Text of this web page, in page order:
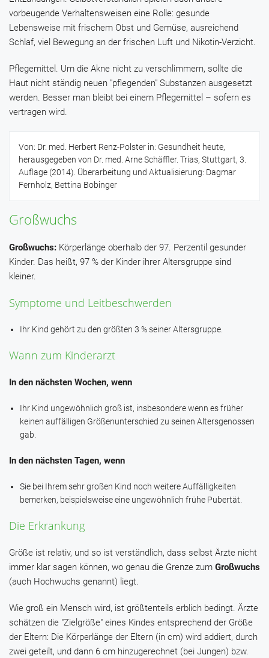
vorbeugende Verhaltensweisen eine Rolle: gesunde
Lebensweise mit frischem Obst und Gemüse, ausreichend
Schlaf, viel Bewegung an der frischen Luft und Nikotin-Verzicht.
Pflegemittel. Um die Akne nicht zu verschlimmern, sollte die
Haut nicht ständig neuen "pflegenden" Substanzen ausgesetzt
werden. Besser man bleibt bei einem Pflegemittel – sofern es
vertragen wird.
Von: Dr. med. Herbert Renz-Polster in: Gesundheit heute,
herausgegeben von Dr. med. Arne Schäffler. Trias, Stuttgart, 3.
Auflage (2014). Überarbeitung und Aktualisierung: Dagmar
Fernholz, Bettina Bobinger
Großwuchs
Großwuchs: Körperlänge oberhalb der 97. Perzentil gesunder
Kinder. Das heißt, 97 % der Kinder ihrer Altersgruppe sind
kleiner.
Symptome und Leitbeschwerden
Ihr Kind gehört zu den größten 3 % seiner Altersgruppe.
Wann zum Kinderarzt
In den nächsten Wochen, wenn
Ihr Kind ungewöhnlich groß ist, insbesondere wenn es früher
keinen auffälligen Größenunterschied zu seinen Altersgenossen
gab.
In den nächsten Tagen, wenn
Sie bei Ihrem sehr großen Kind noch weitere Auffälligkeiten
bemerken, beispielsweise eine ungewöhnlich frühe Pubertät.
Die Erkrankung
Größe ist relativ, und so ist verständlich, dass selbst Ärzte nicht
immer klar sagen können, wo genau die Grenze zum Großwuchs
(auch Hochwuchs genannt) liegt.
Wie groß ein Mensch wird, ist größtenteils erblich bedingt. Ärzte
schätzen die "Zielgröße" eines Kindes entsprechend der Größe
der Eltern: Die Körperlänge der Eltern (in cm) wird addiert, durch
zwei geteilt, und dann 6 cm hinzugerechnet (bei Jungen) bzw.